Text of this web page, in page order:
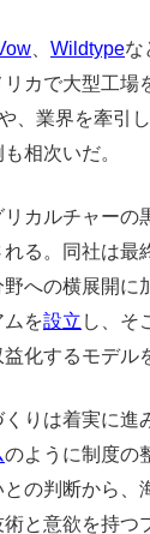
Wildtypeな
カで大型工場
、業界を牽引
相次いだ。
カルチャーの
る。
同社は最
への横展開に
を設立 し、そ
化するモデル
りは着実に進
のように制度の
の判断から、
と意欲を持つ